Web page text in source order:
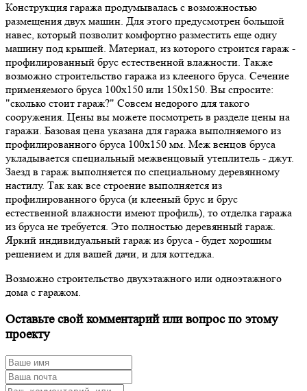
Конструкция гаража продумывалась с возможностью
размещения двух машин. Для этого предусмотрен большой
навес, который позволит комфортно разместить еще одну
машину под крышей. Материал, из которого строится гараж -
профилированный брус естественной влажности. Также
возможно строительство гаража из клееного бруса. Сечение
применяемого бруса 100х150 или 150х150. Вы спросите:
"сколько стоит гараж?" Совсем недорого для такого
сооружения. Цены вы можете посмотреть в разделе цены на
гаражи. Базовая цена указана для гаража выполняемого из
профилированного бруса 100х150 мм. Меж венцов бруса
укладывается специальный межвенцовый утеплитель - джут.
Заезд в гараж выполняется по специальному деревянному
настилу. Так как все строение выполняется из
профилированного бруса (и клееный брус и брус
естественной влажности имеют профиль), то отделка гаража
из бруса не требуется. Это полностью деревянный гараж.
Яркий индивидуальный гараж из бруса - будет хорошим
решением и для вашей дачи, и для коттеджа.
Возможно строительство двухэтажного или одноэтажного
дома с гаражом.
Оставьте свой комментарий или вопрос по этому
проекту